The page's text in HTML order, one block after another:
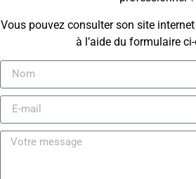
Vous pouvez consulter son site
à l’aide du formulaire